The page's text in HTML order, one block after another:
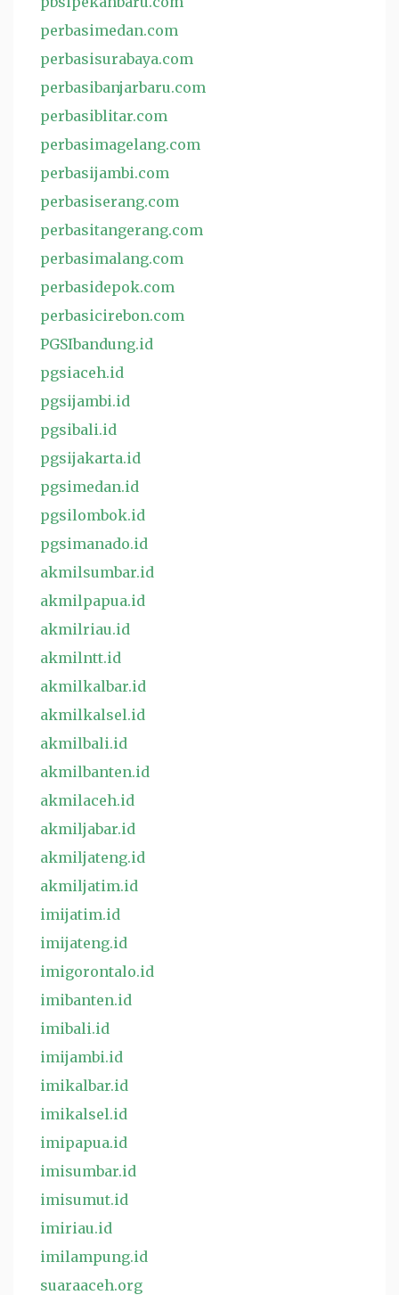
perbasimedan.com
perbasisurabaya.com
perbasibanjarbaru.com
perbasiblitar.com
perbasimagelang.com
perbasijambi.com
perbasiserang.com
perbasitangerang.com
perbasimalang.com
perbasidepok.com
perbasicirebon.com
PGSIbandung.id
pgsiaceh.id
pgsijambi.id
pgsibali.id
pgsijakarta.id
pgsimedan.id
pgsilombok.id
pgsimanado.id
akmilsumbar.id
akmilpapua.id
akmilriau.id
akmilntt.id
akmilkalbar.id
akmilkalsel.id
akmilbali.id
akmilbanten.id
akmilaceh.id
akmiljabar.id
akmiljateng.id
akmiljatim.id
imijatim.id
imijateng.id
imigorontalo.id
imibanten.id
imibali.id
imijambi.id
imikalbar.id
imikalsel.id
imipapua.id
imisumbar.id
imisumut.id
imiriau.id
imilampung.id
suaraaceh.org